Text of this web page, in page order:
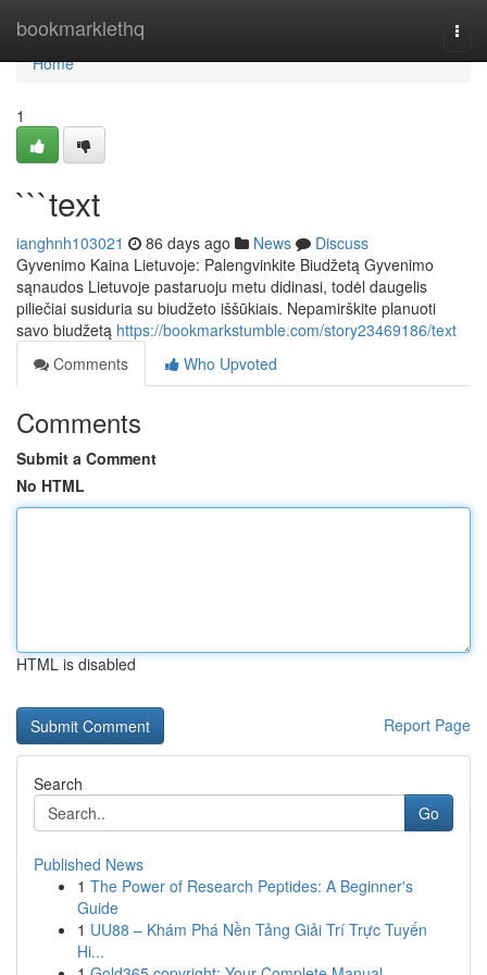
bookmarklethq
Home
Home
1
```text
ianghnh103021 86 days ago News
Discuss
Gyvenimo Kaina Lietuvoje: Palengvinkite Biudžetą Gyvenimo
sąnaudos Lietuvoje pastaruoju metu didinasi, todėl daugelis
piliečiai susiduria su biudžeto iššūkiais. Nepamirškite planuoti
savo biudžetą https://bookmarkstumble.com/story23469186/text
Comments
Who Upvoted
Comments
Submit a Comment
No HTML
HTML is disabled
Report Page
Search
Go
Published News
1 The Power of Research Peptides: A Beginner's
Guide
1 UU88 – Khám Phá Nền Tảng Giải Trí Trực Tuyến
Hi...